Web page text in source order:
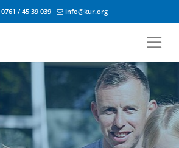
0761 / 45 39 039 info@kur.org